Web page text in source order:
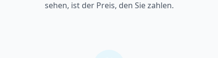
sehen, ist der Preis, den Sie zahlen.